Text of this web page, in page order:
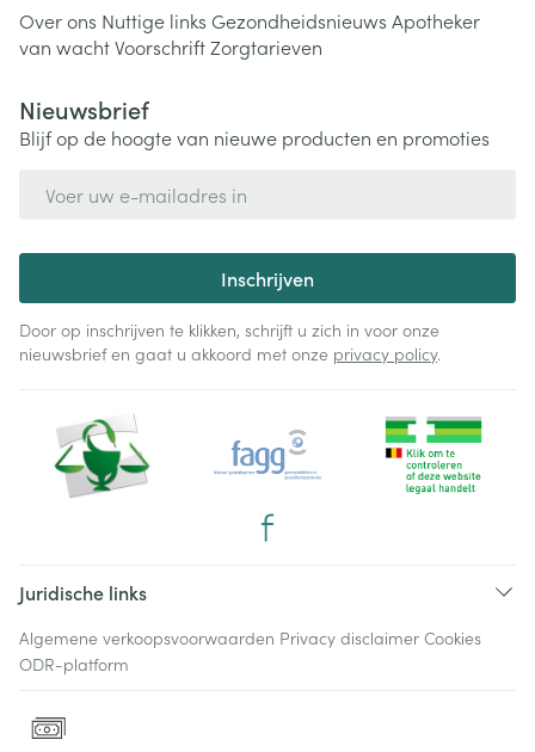
Over ons Nuttige links Gezondheidsnieuws Apotheker
van wachtVoorschriftZorgtarieven
Nieuwsbrief
Blijf op de hoogte van nieuwe producten en promoties
Inschrijven
Door op inschrijven te klikken, schrijft u zich in voor onze
nieuwsbrief en gaat u akkoord met onze privacy policy.
Juridische links
Algemene verkoopsvoorwaarden Privacy disclaimer Cookies
ODR-platform